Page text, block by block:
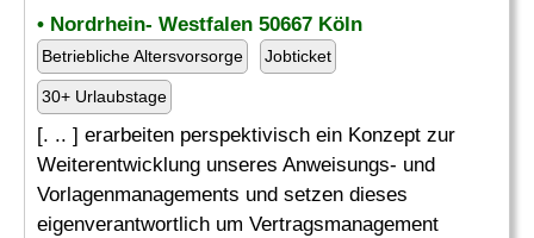
• Nordrhein- Westfalen 50667 Köln
Betriebliche Altersvorsorge Jobticket
30+ Urlaubstage
[. .. ] erarbeiten perspektivisch ein Konzept zur
Weiterentwicklung unseres Anweisungs- und
Vorlagenmanagements und setzen dieses
eigenverantwortlich um Vertragsmanagement